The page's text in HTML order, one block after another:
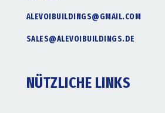
ALEVOIBUILDINGS@GMAIL.COM
SALES@ALEVOIBUILDINGS.DE
NÜTZLICHE LINKS